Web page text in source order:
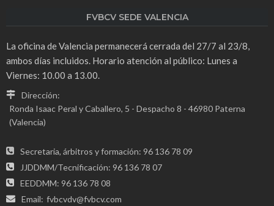
FVBCV SEDE VALENCIA
La oficina de Valencia permanecerá cerrada del 27/7 al 23/8,
ambos días incluidos. Horario atención al público: Lunes a
Viernes: 10.00 a 13.00.
Dirección:
Ronda Isaac Peral y Caballero, 5 - Despacho 8 - 46980 Paterna
(Valencia)
Secretaria, árbitros y formación: 96 136 78 09
JJDDMM/Tecnificación: 96 136 78 07
EEDDMM: 96 136 78 08
Email: fvbcvdv@fvbcv.com